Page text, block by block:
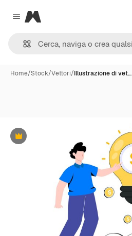
Close menu
Magnific
Home/Stock/Vettori/Illustrazione di vet…
Premium